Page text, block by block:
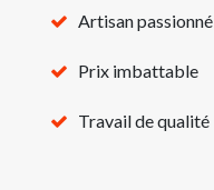
Artisan passionné
Prix imbattable
Travail de qualité